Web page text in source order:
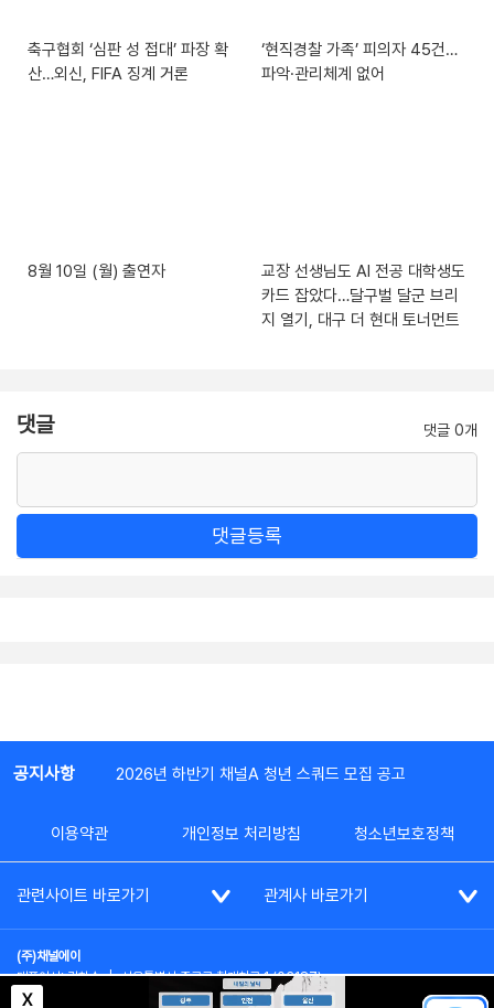
축구협회 ‘심판 성 접대’ 파장 확
산…외신, FIFA 징계 거론
‘현직경찰 가족’ 피의자 45건…
파악·관리체계 없어
8월 10일 (월) 출연자
교장 선생님도 AI 전공 대학생도
카드 잡았다…달구벌 달군 브리
지 열기, 대구 더 현대 토너먼트
댓글 댓글 0개
댓글등록
X
공지사항 2026년 하반기 채널A 청년 스쿼드 모집 공고
이용약관 개인정보 처리방침 청소년보호정책
관련사이트 바로가기 관계사 바로가기
(주)채널에이
대표이사: 김차수 | 서울특별시 종로구 청계천로 1 (03187)
부가통신사업신고: 022357호 | 사업자등록번호: 101-86-62787